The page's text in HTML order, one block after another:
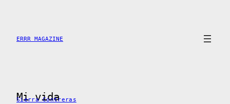
contenido
ERRR MAGAZINE
Mi vida
Sierra Contreras